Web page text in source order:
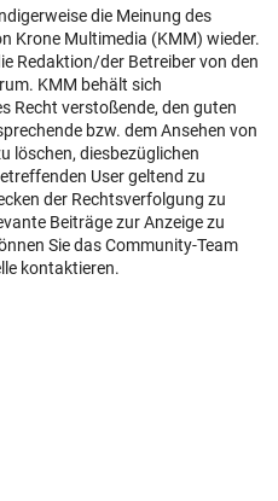
die Meinung des
Krone Multimedia (KMM) wieder.
Redaktion/der Betreiber von den
KMM behält sich
Recht verstoßende, den guten
bzw. dem Ansehen von
löschen, diesbezüglichen
User geltend zu
der Rechtsverfolgung zu
Beiträge zur Anzeige zu
Sie das Community-Team
kontaktieren.